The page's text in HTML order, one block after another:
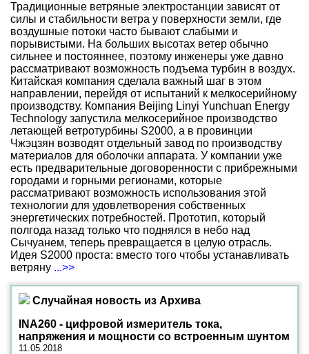
Традиционные ветряные электростанции зависят от
силы и стабильности ветра у поверхности земли, где
воздушные потоки часто бывают слабыми и
порывистыми. На больших высотах ветер обычно
сильнее и постояннее, поэтому инженеры уже давно
рассматривают возможность подъема турбин в воздух.
Китайская компания сделала важный шаг в этом
направлении, перейдя от испытаний к мелкосерийному
производству. Компания Beijing Linyi Yunchuan Energy
Technology запустила мелкосерийное производство
летающей ветротурбины S2000, а в провинции
Чжэцзян возводят отдельный завод по производству
материалов для оболочки аппарата. У компании уже
есть предварительные договоренности с прибрежными
городами и горными регионами, которые
рассматривают возможность использования этой
технологии для удовлетворения собственных
энергетических потребностей. Прототип, который
полгода назад только что поднялся в небо над
Сычуанем, теперь превращается в целую отрасль.
Идея S2000 проста: вместо того чтобы устанавливать
ветряну ...>>
Случайная новость из Архива
INA260 - цифровой измеритель тока,
напряжения и мощности со встроенным шунтом
11.05.2018